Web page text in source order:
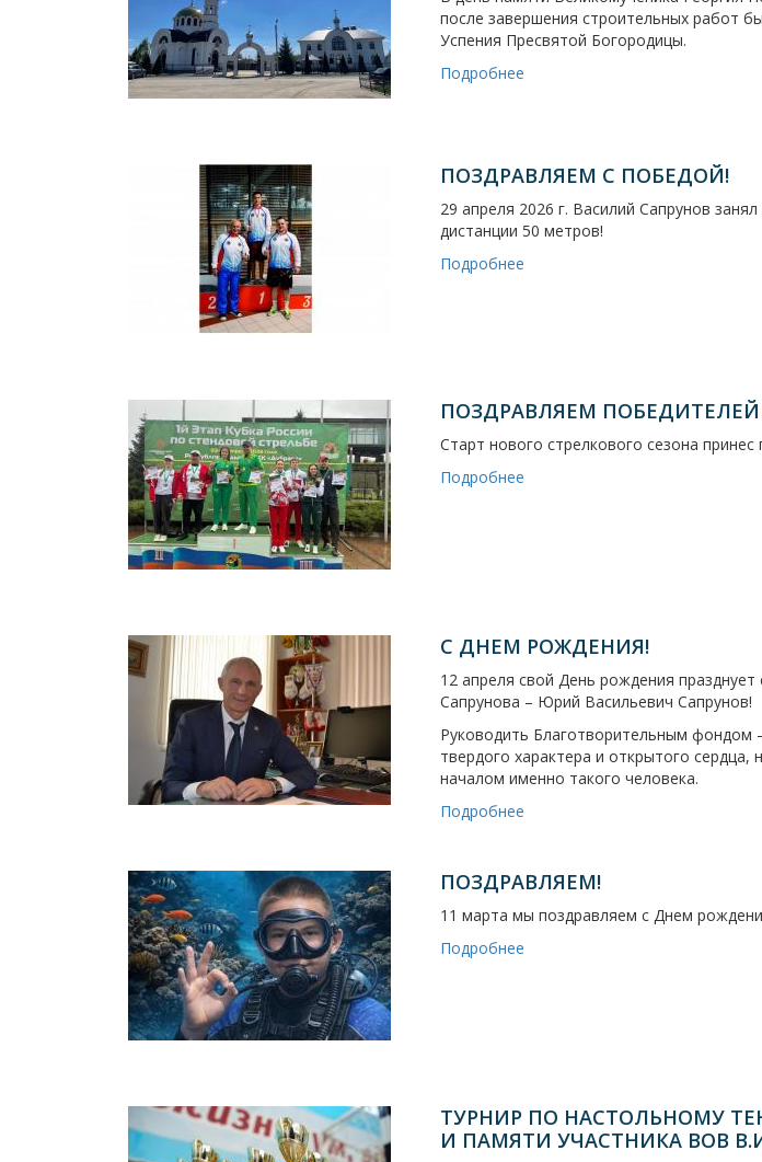
после завершения строительных работ
Успения Пресвятой Богородицы.
Подробнее
ПОЗДРАВЛЯЕМ С ПОБЕДОЙ!
29 апреля 2026 г. Василий Сапрунов
дистанции 50 метров!
Подробнее
ПОЗДРАВЛЯЕМ
Старт нового стрелкового сезона принес
Подробнее
С ДНЕМ РОЖДЕНИЯ!
12 апреля свой День рождения
Сапрунова – Юрий Васильевич Сапрунов!
Руководить Благотворительным фондом
твердого характера и открытого
началом именно такого человека.
Подробнее
ПОЗДРАВЛЯЕМ!
11 марта мы поздравляем с Днем
Подробнее
ТУРНИР ПО НАСТОЛЬНОМУ
И ПАМЯТИ УЧАСТНИКА ВОВ